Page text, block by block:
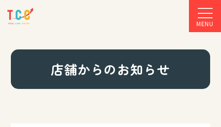
MENU
店舗からのお知らせ